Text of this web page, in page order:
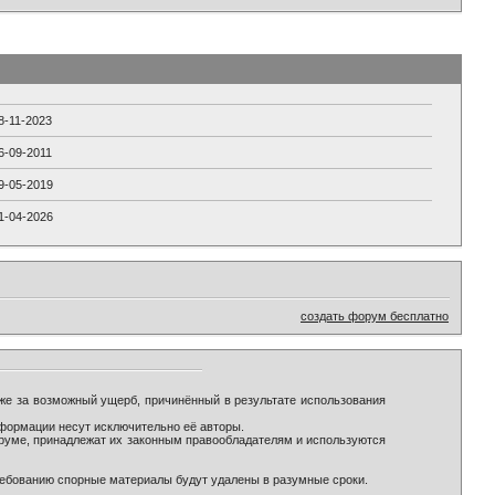
11-2023
09-2011
05-2019
04-2026
создать форум бесплатно
за возможный ущерб, причинённый в результате использования
несут исключительно её авторы.
принадлежат их законным правообладателям и используются
спорные материалы будут удалены в разумные сроки.